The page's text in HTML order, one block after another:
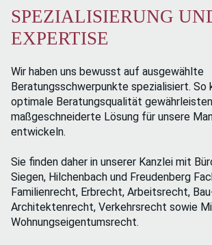
SPEZIALISIERUNG
EXPERTISE
Wir haben uns bewusst auf ausgewählte
Beratungsschwerpunkte spezialisiert. So
optimale Beratungsqualität
maßgeschneiderte Lösung für unsere
entwickeln.
Sie finden daher in unserer Kanzlei mit
Siegen, Hilchenbach und Freudenberg
Familienrecht, Erbrecht, Arbeitsrecht,
Architektenrecht, Verkehrsrecht sowie
Wohnungseigentumsrecht.